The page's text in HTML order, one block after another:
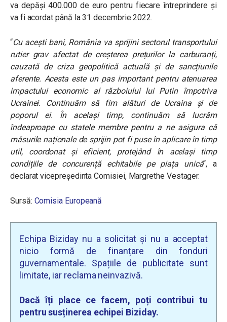
va depăşi 400.000 de euro pentru fiecare întreprindere și
va fi acordat până la 31 decembrie 2022.
“Cu acești bani, România va sprijini sectorul transportului
rutier grav afectat de creșterea prețurilor la carburanți,
cauzată de criza geopolitică actuală și de sancțiunile
aferente. Acesta este un pas important pentru atenuarea
impactului economic al războiului lui Putin împotriva
Ucrainei. Continuăm să fim alături de Ucraina și de
poporul ei. În același timp, continuăm să lucrăm
îndeaproape cu statele membre pentru a ne asigura că
măsurile naționale de sprijin pot fi puse în aplicare în timp
util, coordonat și eficient, protejând în același timp
condițiile de concurență echitabile pe piața unică“, a
declarat vicepreședinta Comisiei, Margrethe Vestager.
Sursă: Comisia Europeană
Echipa Biziday nu a solicitat și nu a acceptat
nicio formă de finanțare din fonduri
guvernamentale. Spațiile de publicitate sunt
limitate, iar reclama neinvazivă.
Dacă îți place ce facem, poți contribui tu
pentru susținerea echipei Biziday.